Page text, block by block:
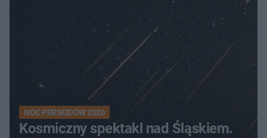
NOC PERSEIDÓW 2026
Kosmiczny spektakl nad Śląskiem.